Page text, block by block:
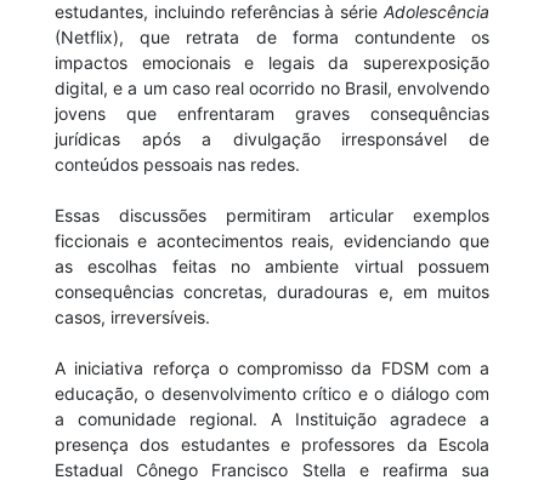
estudantes, incluindo referências à série Adolescência
(Netflix), que retrata de forma contundente os
impactos emocionais e legais da superexposição
digital, e a um caso real ocorrido no Brasil, envolvendo
jovens que enfrentaram graves consequências
jurídicas após a divulgação irresponsável de
conteúdos pessoais nas redes.
Essas discussões permitiram articular exemplos
ficcionais e acontecimentos reais, evidenciando que
as escolhas feitas no ambiente virtual possuem
consequências concretas, duradouras e, em muitos
casos, irreversíveis.
A iniciativa reforça o compromisso da FDSM com a
educação, o desenvolvimento crítico e o diálogo com
a comunidade regional. A Instituição agradece a
presença dos estudantes e professores da Escola
Estadual Cônego Francisco Stella e reafirma sua